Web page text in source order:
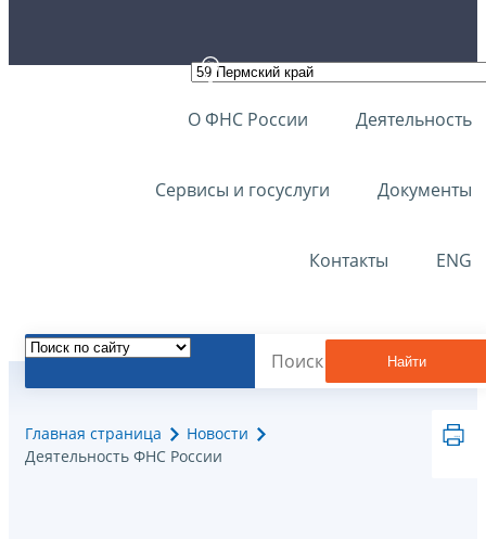
О ФНС России Деятельность
Сервисы и госуслуги Документы
Контакты ENG
Найти
Главная страница
Новости
Деятельность ФНС России